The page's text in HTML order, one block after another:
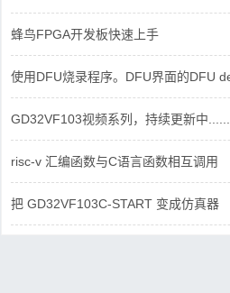
蜂鸟FPGA开发板快速上手
使用DFU烧录程序。DFU界面的DFU
GD32VF103视频系列，持续更新中......
risc-v 汇编函数与C语言函数相互调用
把 GD32VF103C-START 变成仿真器